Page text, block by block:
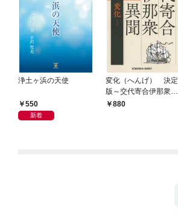
浄土ヶ浜の天使
550
新着
変化（へんげ） 決定
版～交代寄合伊那衆異
聞（1）～
880